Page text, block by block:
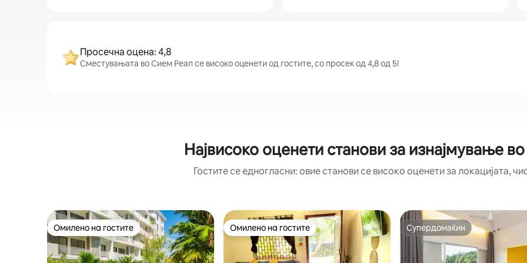
Просечна оцена: 4,8
Сместувањата во Сием Реап се високо оценети од гостите, со просек од 4,8 од 5!
Највисоко оценети станови за изнајмување
Гостите се едногласни: овие станови се високо оценети за локацијата,
Омилено на гостите
Омилено на гостите Омилено на гостите
Омилено на гостите Супердомаќин
Супердомаќин